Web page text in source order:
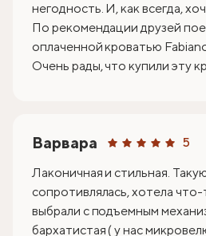
негодность. И, как всегда,
По рекомендации друзей
оплаченной кроватью
Очень рады, что купили эту
Варвара 5
Лаконичная и стильная.
сопротивлялась, хотела
выбрали с подъемным
бархатистая ( у нас